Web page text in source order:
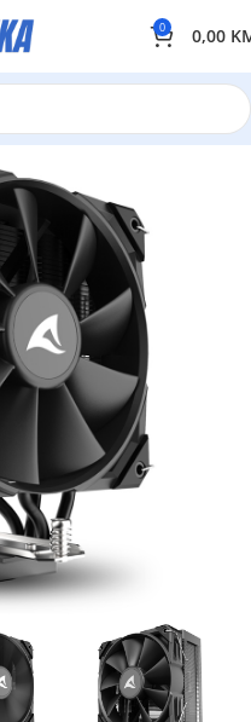
0 0,00